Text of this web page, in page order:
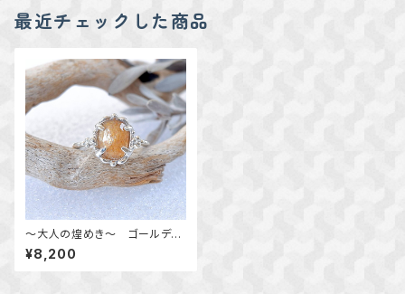
最近チェックした商品
～大人の煌めき～ ゴールデン
シャインムーンストーンの粒飾り
リング 10.5号 天然石アクセ
サリー 一点物
¥8,200